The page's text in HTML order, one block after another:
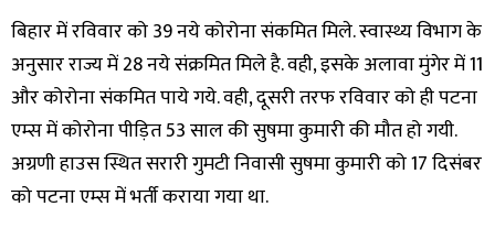
बिहार में रविवार को 39 नये कोरोना संकमित मिले. स्वास्थ्य विभाग के
अनुसार राज्य में 28 नये संक्रमित मिले है. वही, इसके अलावा मुंगेर में 11
और कोरोना संकमित पाये गये. वही, दूसरी तरफ रविवार को ही पटना
एम्स में कोरोना पीड़ित 53 साल की सुषमा कुमारी की मौत हो गयी.
अग्रणी हाउस स्थित सरारी गुमटी निवासी सुषमा कुमारी को 17 दिसंबर
को पटना एम्स में भर्ती कराया गया था.